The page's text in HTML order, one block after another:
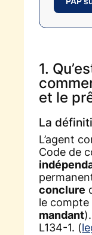
1.
et le
La
L’agent
Code de
conclure
le compte
mandant
L134-1. (